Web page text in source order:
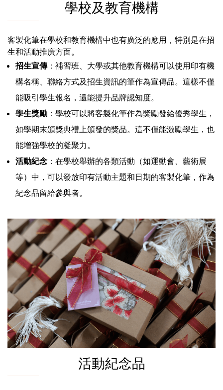
學校及教育機構
客製化筆在學校和教育機構中也有廣泛的應用，特別是在招
生和活動推廣方面。
招生宣傳：補習班、大學或其他教育機構可以使用印有機
構名稱、聯絡方式及招生資訊的筆作為宣傳品。這樣不僅
能吸引學生報名，還能提升品牌認知度。
學生獎勵 ：學校可以將客製化筆作為獎勵發給優秀學生，
如學期末頒獎典禮上頒發的獎品。這不僅能激勵學生，也
能增強學校的凝聚力。
活動紀念 ：在學校舉辦的各類活動（如運動會、藝術展
等）中，可以發放印有活動主題和日期的客製化筆，作為
紀念品留給參與者。
活動紀念品